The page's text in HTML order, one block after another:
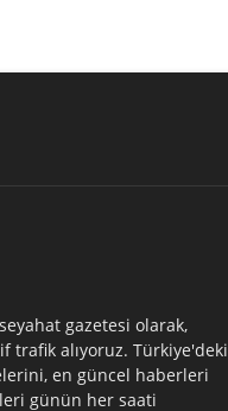
gazetesi olarak,
trafik alıyoruz. Türkiye'deki
en güncel haberleri
günün her saati